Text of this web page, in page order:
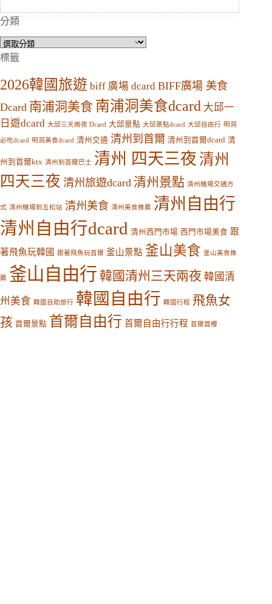
分類
分
類
標籤
2026韓國旅遊 biff 廣場 dcard BIFF廣場 美食
Dcard 南浦洞美食 南浦洞美食dcard 大邱一
日遊dcard 大邱三天兩夜 Dcard 大邱景點 大邱景點dcard 大邱自由行 明洞
必吃dcard 明洞美食dcard 清州交通 清州到首爾 清州到首爾dcard 清
州到首爾ktx 清州到首爾巴士 清州 四天三夜 清州
四天三夜 清州旅遊dcard 清州景點 清州機場交通方
式 清州機場到五松站 清州美食 清州美食推薦 清州自由行
清州自由行dcard 清州西門市場 西門市場美食 跟
著飛魚玩韓國 跟著飛魚玩首爾 釜山景點 釜山美食 釜山美食推
薦 釜山自由行 韓國清州三天兩夜 韓國清
州美食 韓國自助旅行 韓國自由行 韓國行程 飛魚女
孩 首爾景點 首爾自由行 首爾自由行行程 首爾賞櫻